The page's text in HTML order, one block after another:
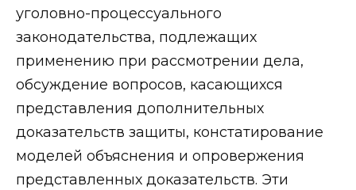
уголовно-процессуального
законодательства, подлежащих
применению при рассмотрении дела,
обсуждение вопросов, касающихся
представления дополнительных
доказательств защиты, констатирование
моделей объяснения и опровержения
представленных доказательств. Эти